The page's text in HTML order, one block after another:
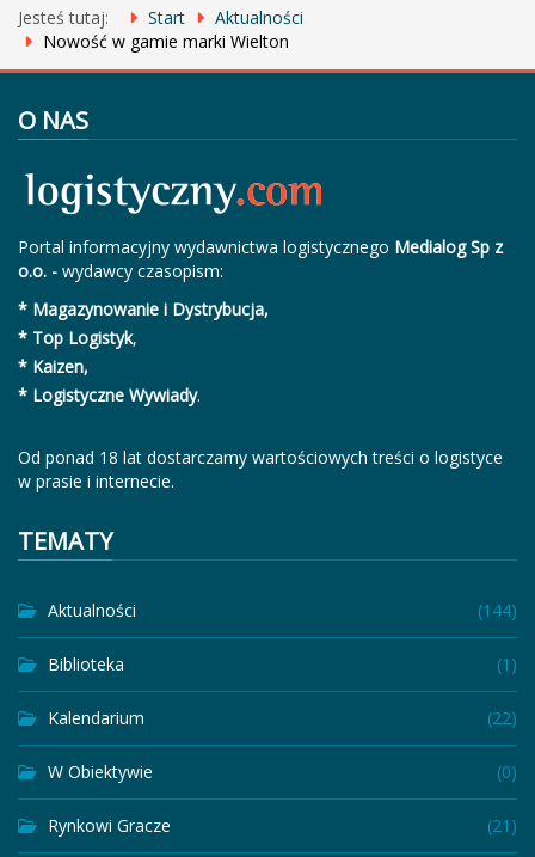
Jesteś tutaj: Start
Aktualności
Nowość w gamie marki Wielton
O NAS
Portal informacyjny wydawnictwa logistycznego Medialog Sp z
o.o. - wydawcy czasopism:
* Magazynowanie i Dystrybucja,
* Top Logistyk,
* Kaizen,
* Logistyczne Wywiady.
Od ponad 18 lat dostarczamy wartościowych treści o logistyce
w prasie i internecie.
TEMATY
Aktualności (144)
Biblioteka (1)
Kalendarium (22)
W Obiektywie (0)
Rynkowi Gracze (21)